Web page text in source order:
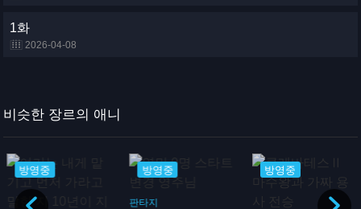
1화
2026-04-08
비슷한 장르의 애니
방영중 방영중
판타지
방영중